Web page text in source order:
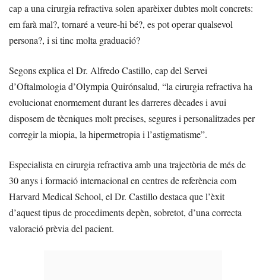
cap a una cirurgia refractiva solen aparèixer dubtes molt concrets:
em farà mal?, tornaré a veure-hi bé?, es pot operar qualsevol
persona?, i si tinc molta graduació?
Segons explica el Dr. Alfredo Castillo, cap del Servei
d’Oftalmologia d’Olympia Quirónsalud, “la cirurgia refractiva ha
evolucionat enormement durant les darreres dècades i avui
disposem de tècniques molt precises, segures i personalitzades per
corregir la miopia, la hipermetropia i l’astigmatisme”.
Especialista en cirurgia refractiva amb una trajectòria de més de
30 anys i formació internacional en centres de referència com
Harvard Medical School, el Dr. Castillo destaca que l’èxit
d’aquest tipus de procediments depèn, sobretot, d’una correcta
valoració prèvia del pacient.